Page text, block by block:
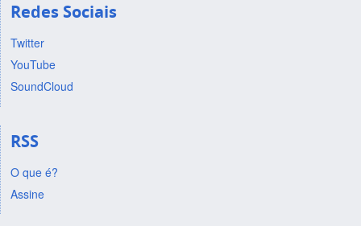
Redes Sociais
Twitter
YouTube
SoundCloud
RSS
O que é?
Assine